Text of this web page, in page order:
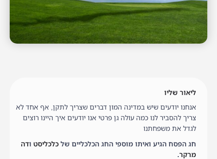
ליאור שליו
אנחנו יודעים שיש במדינה המון דברים שצריך לתקן, אף אחד לא
צריך להסביר לנו כמה עולה גן פרטי אנו יודעים איך היינו רוצים
לגדל את משפחתנו
חג הפסח הגיע ואיתו מוספי החג הכלכליים של כלכליסטודה
מרקר.